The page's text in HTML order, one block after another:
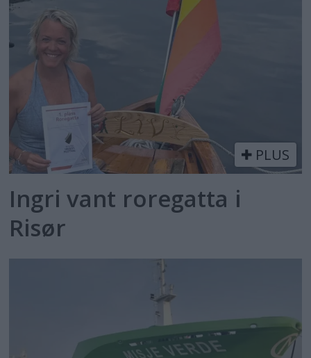
PLUS
Ingri vant roregatta i
Risør